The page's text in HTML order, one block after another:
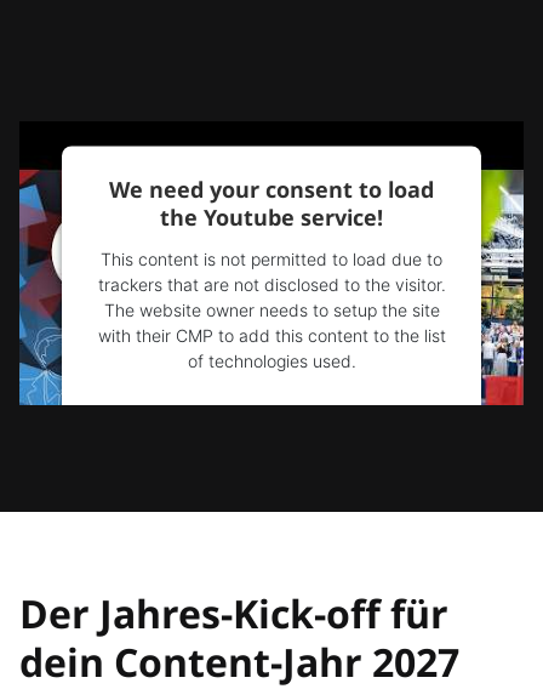
We need your consent to load
the Youtube service!
This content is not permitted to load due to
trackers that are not disclosed to the visitor.
The website owner needs to setup the site
with their CMP to add this content to the list
of technologies used.
Powered byUsercentrics Consent
Der Jahres-Kick-off für
dein Content-Jahr 2027